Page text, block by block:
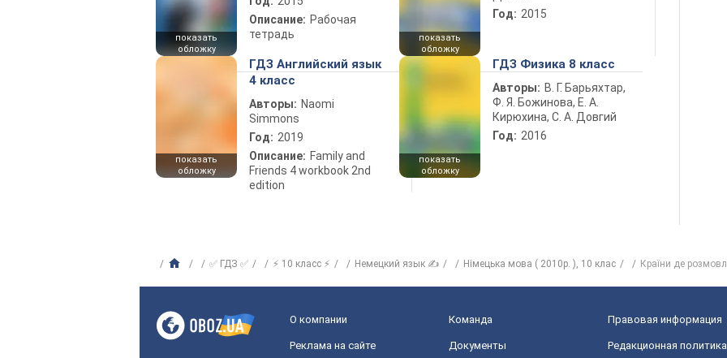
показать
обложку
Описание: Рабочая
тетрадь
показать
обложку
Год: 2015
показать
обложку
ГДЗ Английский язык
4 класс
Авторы: Naomi
Simmons
Год: 2019
Описание: Family and
Friends 4 workbook 2nd
edition
показать
обложку
ГДЗ Физика 8 класс
Авторы: В. Г. Барьяхтар,
Ф. Я. Божинова, Е. А.
Кирюхина, С. А. Довгий
Год: 2016
✅ ГДЗ ✅ ⚡ 10 класс ⚡ Немецкий язык ✍ Німецька мова ( 2010р. ), 10 клас Країни де
О компании Команда Правовая информация
Реклама на сайте Документы Редакционная политика